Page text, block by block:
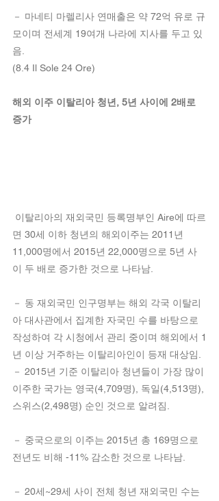
－ 마네티 마렐리사 연매출은 약 72억 유로 규
모이며 전세계 19여개 나라에 지사를 두고 있
음.
(8.4 Il Sole 24 Ore)
해외 이주 이탈리아 청년, 5년 사이에 2배로
증가
면 30세 이하 청년의 해외이주는 2011년
11,000명에서 2015년 22,000명으로 5년 사
이 두 배로 증가한 것으로 나타남.
－ 동 재외국민 인구명부는 해외 각국 이탈리
아 대사관에서 집계한 자국민 수를 바탕으로
작성하여 각 시청에서 관리 중이며 해외에서 1
년 이상 거주하는 이탈리아인이 등재 대상임.
－ 2015년 기준 이탈리아 청년들이 가장 많이
이주한 국가는 영국(4,709명), 독일(4,513명),
스위스(2,498명) 순인 것으로 알려짐.
－ 중국으로의 이주는 2015년 총 169명으로
전년도 비해 -11% 감소한 것으로 나타남.
－ 20세~29세 사이 전체 청년 재외국민 수는